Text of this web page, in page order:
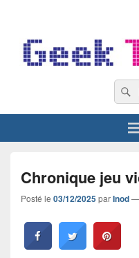
Chronique jeu
Posté le 03/12/2025parInod—